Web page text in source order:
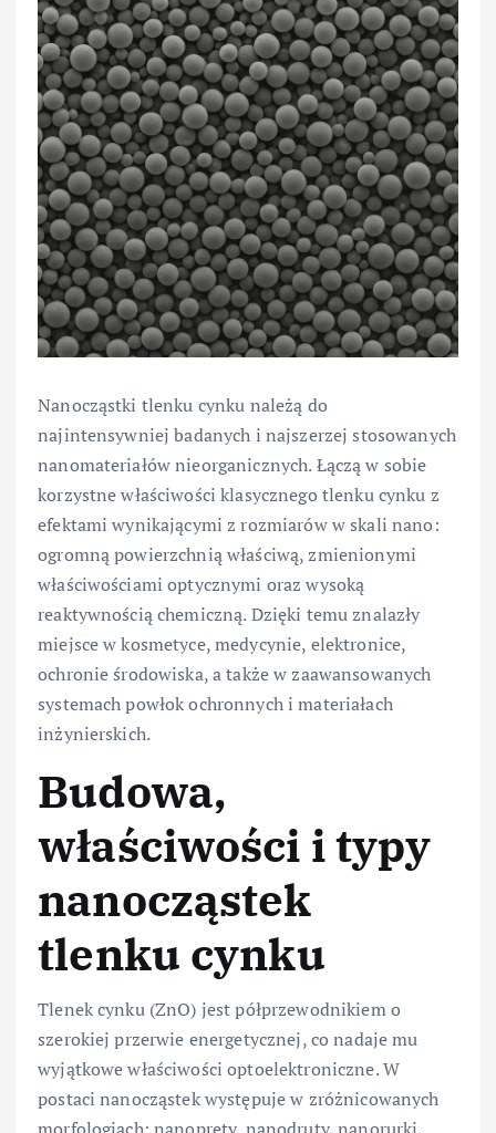
Nanocząstki tlenku cynku należą do
najintensywniej badanych i najszerzej stosowanych
nanomateriałów nieorganicznych. Łączą w sobie
korzystne właściwości klasycznego tlenku cynku z
efektami wynikającymi z rozmiarów w skali nano:
ogromną powierzchnią właściwą, zmienionymi
właściwościami optycznymi oraz wysoką
reaktywnością chemiczną. Dzięki temu znalazły
miejsce w kosmetyce, medycynie, elektronice,
ochronie środowiska, a także w zaawansowanych
systemach powłok ochronnych i materiałach
inżynierskich.
Budowa,
właściwości i typy
nanocząstek
tlenku cynku
Tlenek cynku (ZnO) jest półprzewodnikiem o
szerokiej przerwie energetycznej, co nadaje mu
wyjątkowe właściwości optoelektroniczne. W
postaci nanocząstek występuje w zróżnicowanych